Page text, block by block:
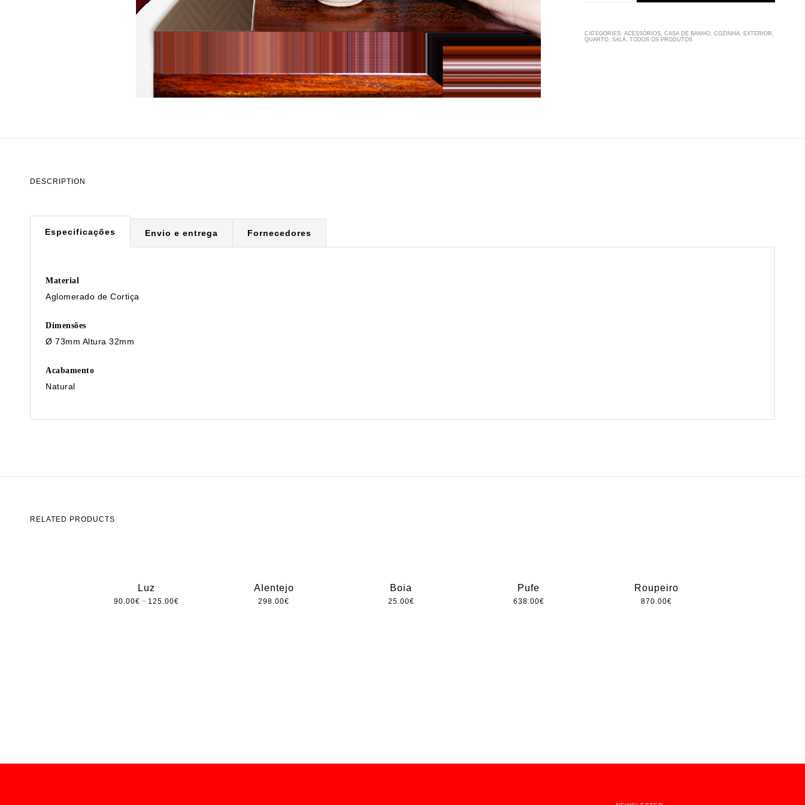
CATEGORIES: ACESSÓRIOS, CASA DE BANHO, COZINHA, EXTERIOR ,
QUARTO, SALA, TODOS OS PRODUTOS
DESCRIPTION
Especificações Envio e entrega Fornecedores
Material
Aglomerado de Cortiça
Dimensões
Ø 73mm Altura 32mm
Acabamento
Natural
RELATED PRODUCTS
Luz
90.00€ – 125.00€
Alentejo
298.00€
Boia
25.00€
Pufe
638.00€
Roupeiro
870.00€